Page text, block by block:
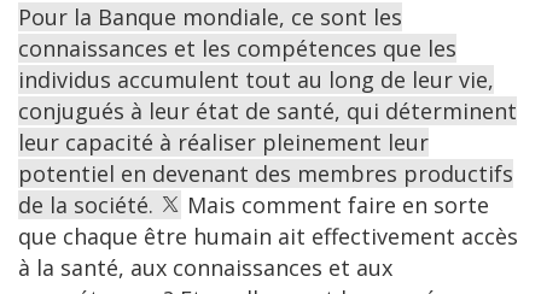
Pour la Banque mondiale, ce sont les
connaissances et les compétences que les
individus accumulent tout au long de leur vie,
conjugués à leur état de santé, qui déterminent
leur capacité à réaliser pleinement leur
potentiel en devenant des membres productifs
de la société.
Mais comment faire en sorte
que chaque être humain ait effectivement accès
à la santé, aux connaissances et aux